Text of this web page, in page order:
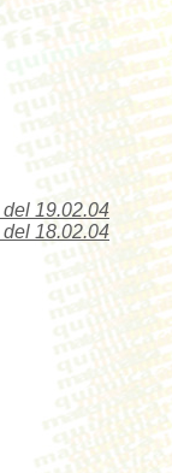
del 19.02.04
del 18.02.04